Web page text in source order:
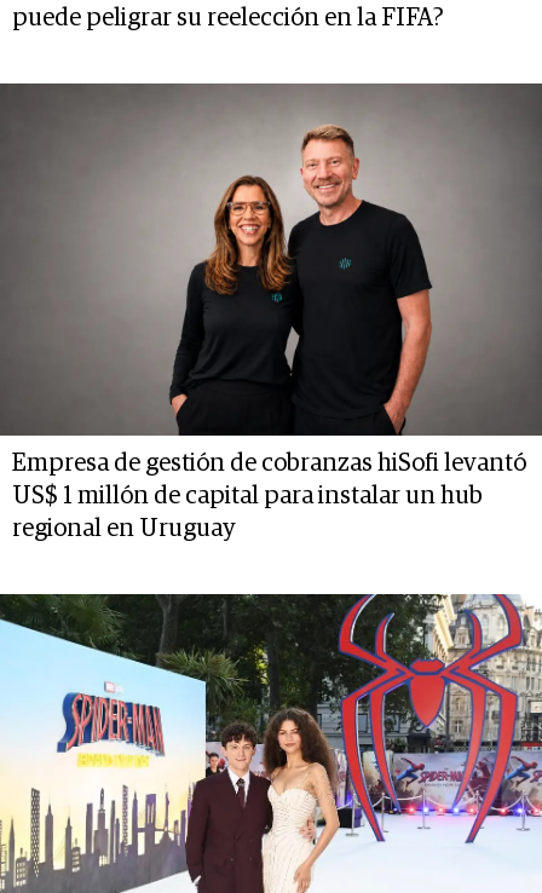
puede peligrar su reelección en la FIFA?
Empresa de gestión de cobranzas hiSofi levantó
US$ 1 millón de capital para instalar un hub
regional en Uruguay